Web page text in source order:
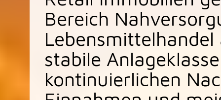
Bereich
stabile
kontinuierlichen